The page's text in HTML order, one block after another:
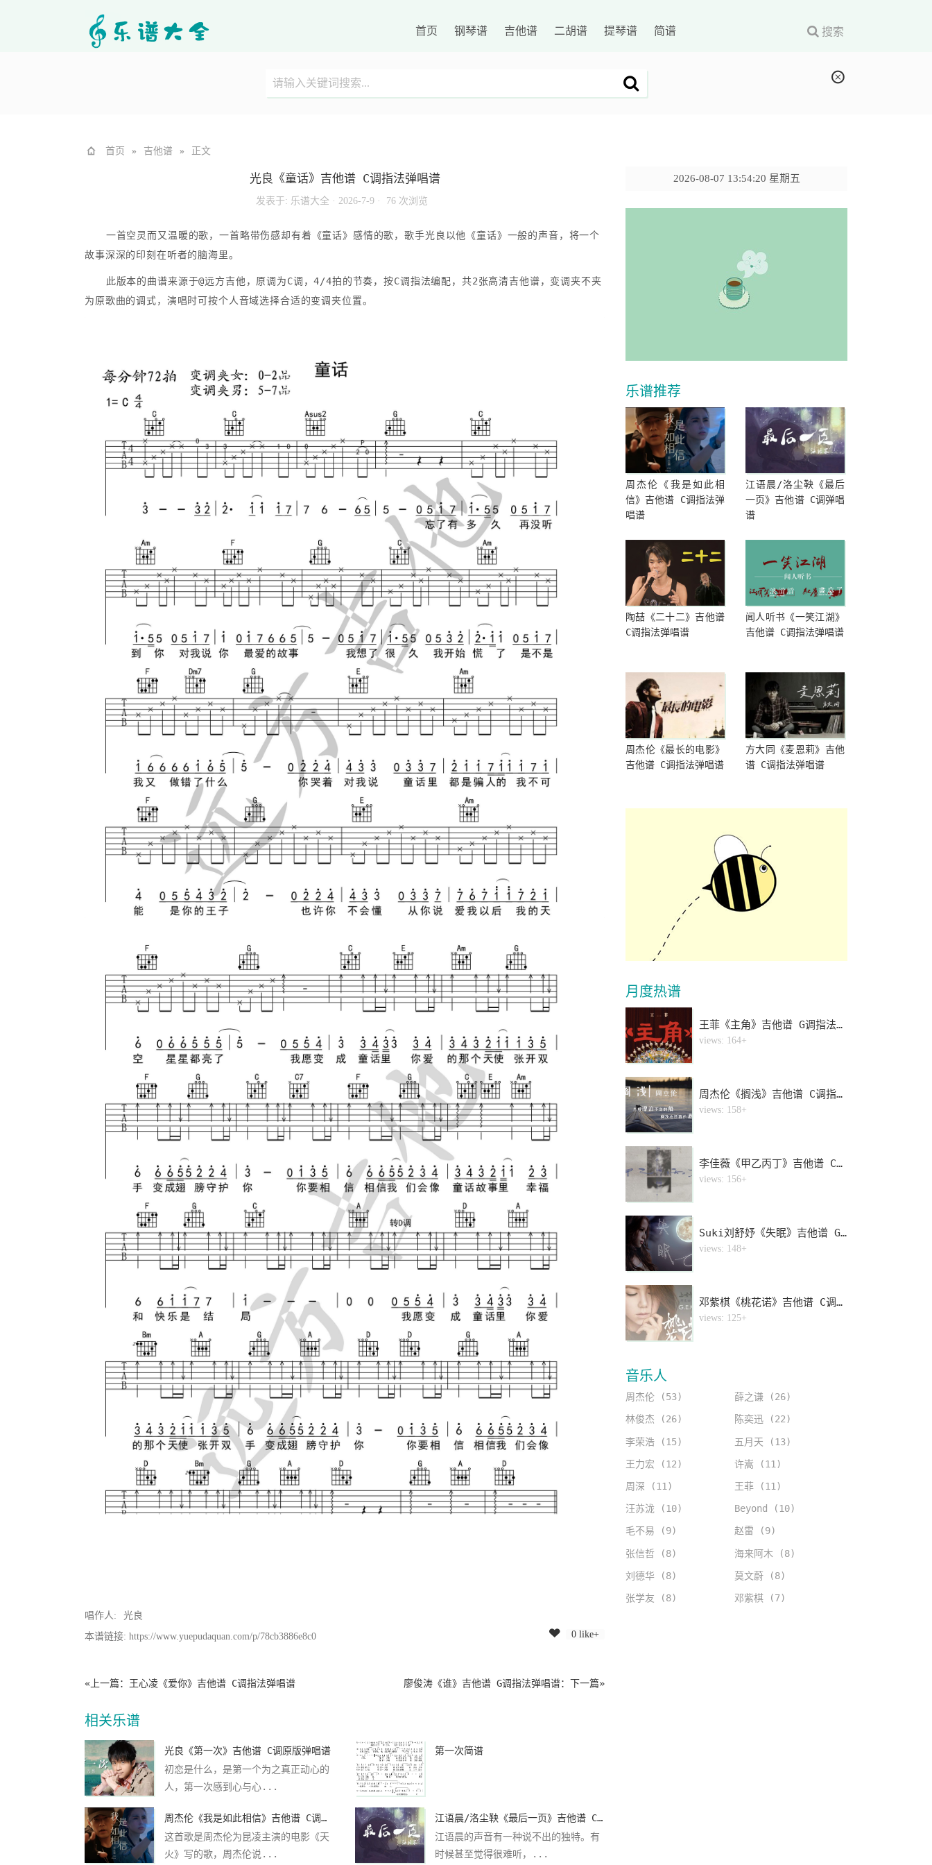
首页 钢琴谱 吉他谱 二胡谱 提琴谱 简谱 搜索
首页 » 吉他谱 » 正文
光良《童话》吉他谱 C调指法弹唱谱
发表于: 乐谱大全 · 2026-7-9 · 76 次浏览
一首空灵而又温暖的歌，一首略带伤感却有着《童话》感情的歌，歌手光良以他《童话》一般的声音，将一个
故事深深的印刻在听者的脑海里。
此版本的曲谱来源于@远方吉他，原调为C调，4/4拍的节奏，按C调指法编配，共2张高清吉他谱，变调夹不夹
为原歌曲的调式，演唱时可按个人音域选择合适的变调夹位置。
唱作人:
光良
本谱链接: https://www.yuepudaquan.com/p/78cb3886e8c0
0 like+
«上一篇： 王心凌《爱你》吉他谱 C调指法弹唱谱 廖俊涛《谁》吉他谱 G调指法弹唱谱：下一篇»
相关乐谱
光良《第一次》吉他谱 C调原版弹唱谱
初恋是什么，是第一个为之真正动心的
人，第一次感到心与心...
第一次简谱
周杰伦《我是如此相信》吉他谱 C调指法弹唱谱
这首歌是周杰伦为昆凌主演的电影《天
火》写的歌，周杰伦说...
江语晨/洛尘鞅《最后一页》吉他谱 C调弹唱谱
江语晨的声音有一种说不出的独特。有
时候甚至觉得很难听，...
2026-08-07 13:54:21 星期五
乐谱推荐
周杰伦《我是如此相
信》吉他谱 C调指法弹
唱谱
江语晨/洛尘鞅《最后
一页》吉他谱 C调弹唱
谱
陶喆《二十二》吉他谱
C调指法弹唱谱
闻人听书《一笑江湖》
吉他谱 C调指法弹唱谱
周杰伦《最长的电影》
吉他谱 C调指法弹唱谱
方大同《麦恩莉》吉他
谱 C调指法弹唱谱
月度热谱
1
王菲《主角》吉他谱 G调指法弹唱谱
views: 164+
2
周杰伦《搁浅》吉他谱 C调指法弹唱谱
views: 158+
3
李佳薇《甲乙丙丁》吉他谱 C调指法弹唱谱
views: 156+
4
Suki刘舒妤《失眠》吉他谱 G调指法弹唱谱
views: 148+
5
邓紫棋《桃花诺》吉他谱 C调指法弹唱谱
views: 125+
音乐人
周杰伦 (53) 薛之谦 (26)
林俊杰 (26) 陈奕迅 (22)
李荣浩 (15) 五月天 (13)
王力宏 (12) 许嵩 (11)
周深 (11) 王菲 (11)
汪苏泷 (10) Beyond (10)
毛不易 (9) 赵雷 (9)
张信哲 (8) 海来阿木 (8)
刘德华 (8) 莫文蔚 (8)
张学友 (8) 邓紫棋 (7)